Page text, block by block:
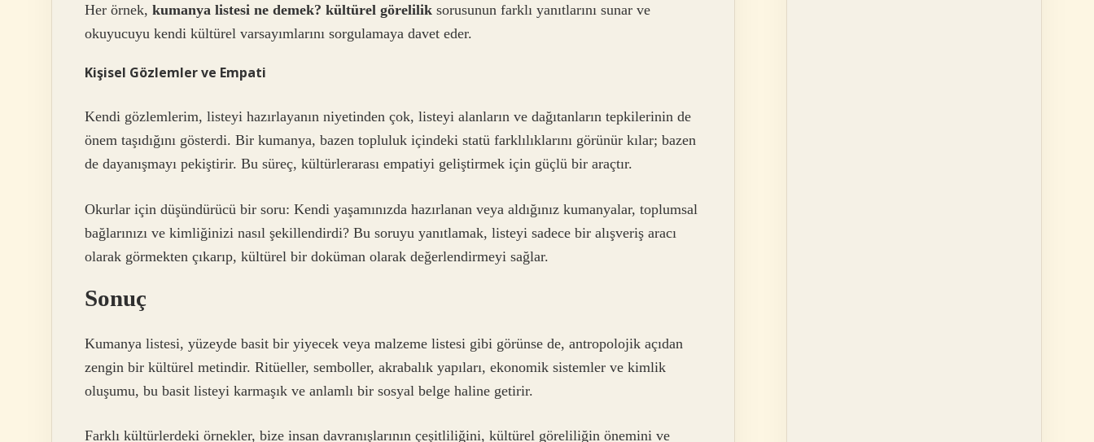
Her örnek, kumanya listesi ne demek? kültürel görelilik sorusunun farklı yanıtlarını sunar ve
okuyucuyu kendi kültürel varsayımlarını sorgulamaya davet eder.
Kişisel Gözlemler ve Empati
Kendi gözlemlerim, listeyi hazırlayanın niyetinden çok, listeyi alanların ve dağıtanların tepkilerinin de
önem taşıdığını gösterdi. Bir kumanya, bazen topluluk içindeki statü farklılıklarını görünür kılar; bazen
de dayanışmayı pekiştirir. Bu süreç, kültürlerarası empatiyi geliştirmek için güçlü bir araçtır.
Okurlar için düşündürücü bir soru: Kendi yaşamınızda hazırlanan veya aldığınız kumanyalar, toplumsal
bağlarınızı ve kimliğinizi nasıl şekillendirdi? Bu soruyu yanıtlamak, listeyi sadece bir alışveriş aracı
olarak görmekten çıkarıp, kültürel bir doküman olarak değerlendirmeyi sağlar.
Sonuç
Kumanya listesi, yüzeyde basit bir yiyecek veya malzeme listesi gibi görünse de, antropolojik açıdan
zengin bir kültürel metindir. Ritüeller, semboller, akrabalık yapıları, ekonomik sistemler ve kimlik
oluşumu, bu basit listeyi karmaşık ve anlamlı bir sosyal belge haline getirir.
Farklı kültürlerdeki örnekler, bize insan davranışlarının çeşitliliğini, kültürel göreliliğin önemini ve